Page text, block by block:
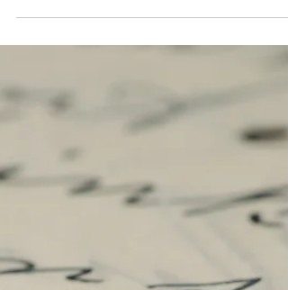
Поэма о пророке Ионе,
очутившемся во чреве
большой рыбы, а быть может,
и кита
Глава первая, в которой царь Израиля
посылает за Ионой своего вельможу В
Завулоновом уделе на отложистых холмах, где
об идолах радели,...